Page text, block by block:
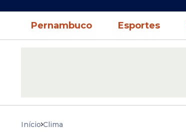
Pernambuco Esportes
Início Clima